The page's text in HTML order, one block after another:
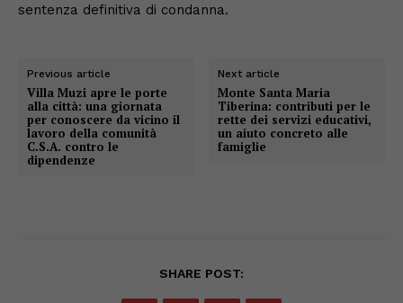
sentenza definitiva di condanna.
Previous article
Villa Muzi apre le porte
alla città: una giornata
per conoscere da vicino il
lavoro della comunità
C.S.A. contro le
dipendenze
Next article
Monte Santa Maria
Tiberina: contributi per le
rette dei servizi educativi,
un aiuto concreto alle
famiglie
SHARE POST: